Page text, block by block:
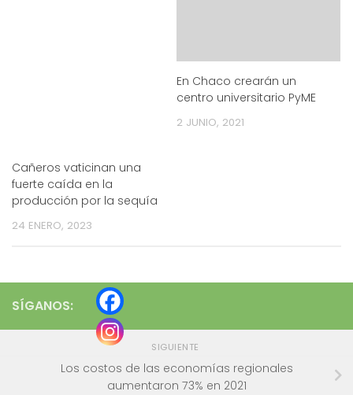
Cañeros vaticinan una
fuerte caída en la
producción por la sequía
24 ENERO, 2023
En Chaco crearán un
centro universitario PyME
2 JUNIO, 2021
SÍGANOS:
SIGUIENTE
Los costos de las economías regionales
aumentaron 73% en 2021